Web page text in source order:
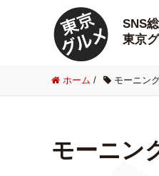
SNS
東京
ホーム / モーニン
モーニン